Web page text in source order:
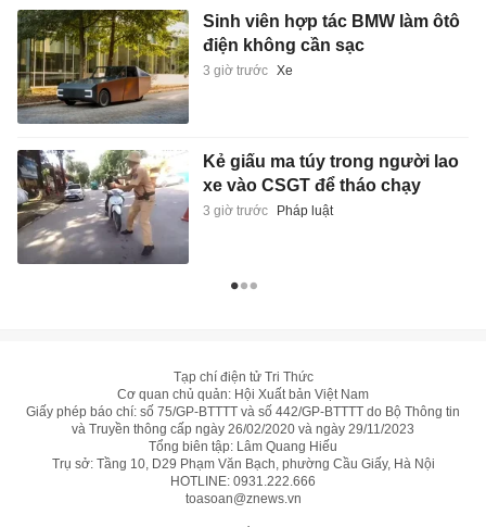
Sinh viên hợp tác BMW làm ôtô
điện không cần sạc
3 giờ trước Xe
Kẻ giấu ma túy trong người lao
xe vào CSGT để tháo chạy
3 giờ trước Pháp luật
Tạp chí điện tử Tri Thức
Cơ quan chủ quản: Hội Xuất bản Việt Nam
Giấy phép báo chí: số 75/GP-BTTTT và số 442/GP-BTTTT do Bộ Thông tin
và Truyền thông cấp ngày 26/02/2020 và ngày 29/11/2023
Tổng biên tập: Lâm Quang Hiếu
Trụ sở: Tầng 10, D29 Phạm Văn Bạch, phường Cầu Giấy, Hà Nội
HOTLINE: 0931.222.666
toasoan@znews.vn